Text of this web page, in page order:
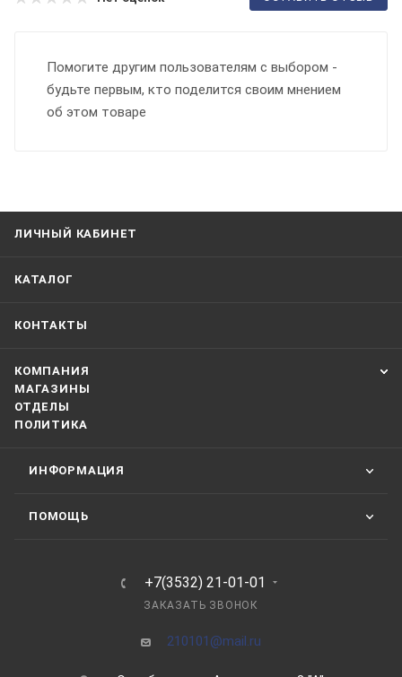
Помогите другим пользователям с выбором -
будьте первым, кто поделится своим мнением
об этом товаре
ЛИЧНЫЙ КАБИНЕТ
КАТАЛОГ
КОНТАКТЫ
КОМПАНИЯ
МАГАЗИНЫ
ОТДЕЛЫ
ПОЛИТИКА
ИНФОРМАЦИЯ
ПОМОЩЬ
+7(3532) 21-01-01
ЗАКАЗАТЬ ЗВОНОК
210101@mail.ru